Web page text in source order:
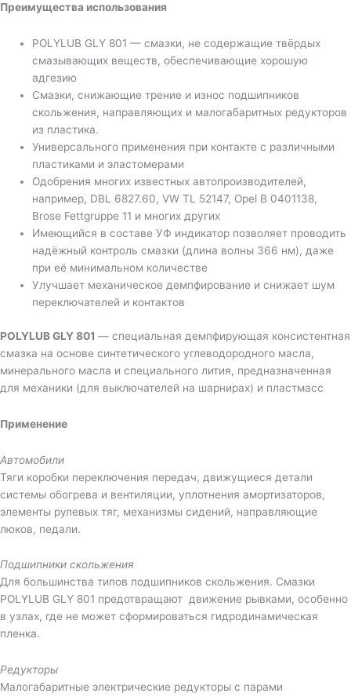
Преимущества использования
POLYLUB GLY 801 — смазки, не содержащие твёрдых
смазывающих веществ, обеспечивающие хорошую
адгезию
Смазки, снижающие трение и износ подшипников
скольжения, направляющих и малогабаритных редукторов
из пластика.
Универсального применения при контакте с различными
пластиками и эластомерами
Одобрения многих известных автопроизводителей,
например, DBL 6827.60, VW TL 52147, Opel B 0401138,
Brose Fettgruppe 11 и многих других
Имеющийся в составе УФ индикатор позволяет проводить
надёжный контроль смазки (длина волны 366 нм), даже
при её минимальном количестве
Улучшает механическое демпфирование и снижает шум
переключателей и контактов
POLYLUB GLY 801 — специальная демпфирующая консистентная
смазка на основе синтетического углеводородного масла,
минерального масла и специального лития, предназначенная
для механики (для выключателей на шарнирах) и пластмасс
Применение
Автомобили
Тяги коробки переключения передач, движущиеся детали
системы обогрева и вентиляции, уплотнения амортизаторов,
элементы рулевых тяг, механизмы сидений, направляющие
люков, педали.
Подшипники скольжения
Для большинства типов подшипников скольжения. Смазки
POLYLUB GLY 801 предотвращают движение рывками, особенно
в узлах, где не может сформироваться гидродинамическая
пленка.
Редукторы
Малогабаритные электрические редукторы с парами